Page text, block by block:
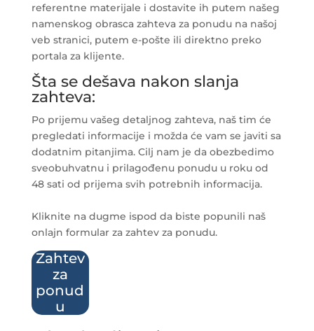
referentne materijale i dostavite ih putem našeg
namenskog obrasca zahteva za ponudu na našoj
veb stranici, putem e-pošte ili direktno preko
portala za klijente.
Šta se dešava nakon slanja
zahteva:
Po prijemu vašeg detaljnog zahteva, naš tim će
pregledati informacije i možda će vam se javiti sa
dodatnim pitanjima. Cilj nam je da obezbedimo
sveobuhvatnu i prilagođenu ponudu u roku od
48 sati od prijema svih potrebnih informacija.
Kliknite na dugme ispod da biste popunili naš
onlajn formular za zahtev za ponudu.
Zahtev
za
ponud
u